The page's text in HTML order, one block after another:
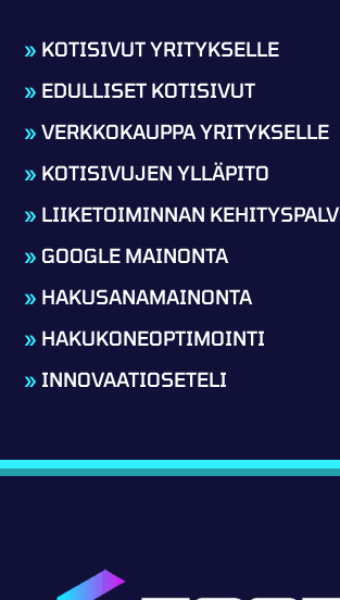
» KOTISIVUT YRITYKSELLE
» EDULLISET KOTISIVUT
» VERKKOKAUPPA YRITYKSELLE
» KOTISIVUJEN YLLÄPITO
» LIIKETOIMINNAN
» GOOGLE MAINONTA
» HAKUSANAMAINONTA
» HAKUKONEOPTIMOINTI
» INNOVAATIOSETELI